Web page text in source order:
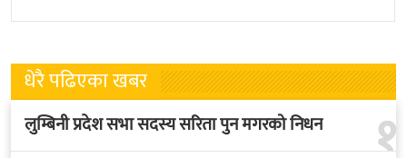
नवनियुक्त
लागेको हो
धेरै पढिएका खबर
१
लुम्बिनी प्रदेश सभा सदस्य सरिता पुन मगरको निधन